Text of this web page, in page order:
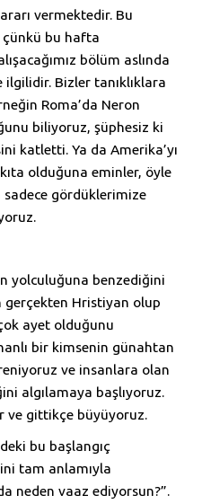
vermektedir. Bu
bu hafta
bölüm aslında
ilgilidir. Bizler tanıklıklara
Roma’da Neron
biliyoruz, şüphesiz ki
katletti. Ya da Amerika’yı
olduğuna eminler, öyle
sadece gördüklerimize
yolculuğuna benzediğini
gerçekten Hristiyan olup
ayet olduğunu
bir kimsenin günahtan
ve insanlara olan
algılamaya başlıyoruz.
ve gittikçe büyüyoruz.
bu başlangıç
tam anlamıyla
neden vaaz ediyorsun?”.